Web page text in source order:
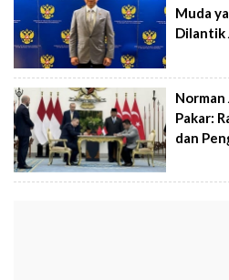
Muda
Dilantik
Norman
Pakar:
dan